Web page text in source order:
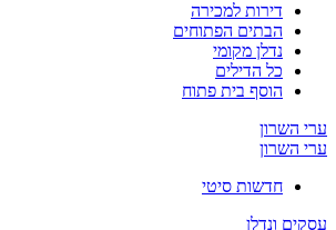
דירות למכירה
הבתים הפתוחים
נדלן מקומי
כל הדילים
הוסף בית פתוח
ערי השרון
ערי השרון
חדשות סיטי
עסקים ונדלן